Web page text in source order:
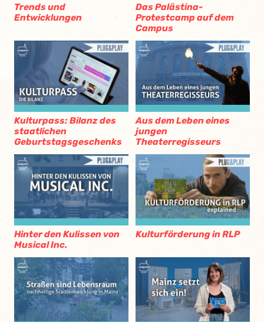
Trends und
Entwicklungen
Das Palästina-
Protestcamp auf dem
Campus
Kulturpass: Bilanz des
staatlichen
Geburtstagsgeschenks
Aus dem Leben eines
jungen
Theaterregisseurs
Hinter den Kulissen von
Musical Inc.
Kulturförderung in RLP